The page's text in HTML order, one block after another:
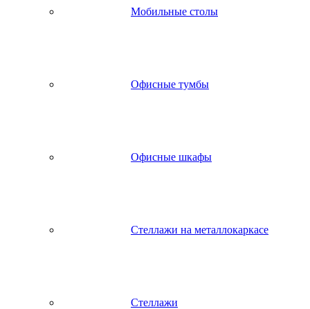
Мобильные столы
Офисные тумбы
Офисные шкафы
Стеллажи на металлокаркасе
Стеллажи